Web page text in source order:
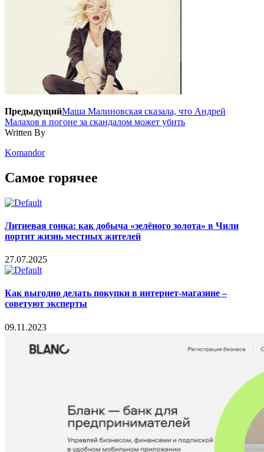
ПредыдущийМаша Малиновская сказала, что Андрей
Малахов в погоне за скандалом может убить
Written By
Komandor
Самое горячее
Литиевая гонка: как добыча «зелёного золота» в Чили
портит жизнь местных жителей
27.07.2025
Как выгодно делать покупки в интернет-магазине –
советуют эксперты
09.11.2023